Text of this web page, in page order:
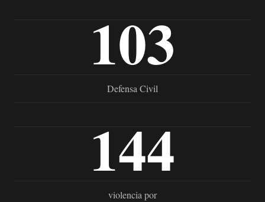
103
Defensa Civil
144
violencia por